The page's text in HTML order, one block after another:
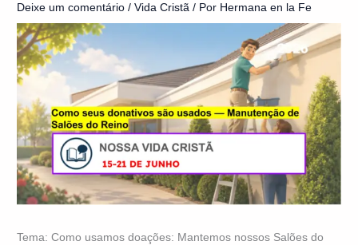
Deixe um comentário /Vida Cristã / Por Hermana en la Fe
Tema: Como usamos doações: Mantemos nossos Salões do